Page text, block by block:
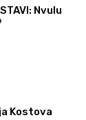
Nvulu
Kostova